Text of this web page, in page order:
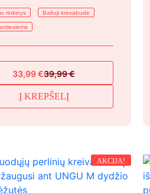
rinkinys Baltoji krevabudė
39,99€
Original
price
was:
33,99€
Current
price
is:
Į KREPŠELĮ
AKCIJA!